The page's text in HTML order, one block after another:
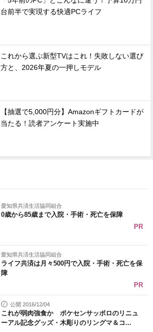
台前半で実現する快適PCライフ
これから選ぶ新型TVはこれ！失敗しない選び
方と、2026年夏の一押しモデル
【抽選で5,000円分】Amazonギフトカードが
当たる！読者アンケート実施中
愛知県共済生活協同組合
0歳から85歳まで入院・手術・死亡を保障
PR
愛知県共済生活協同組合
ライフ共済は月々500円で入院・手術・死亡を保
障
PR
公開 2016/12/04
これが弱肉強食か ポケセンサッポロのリニュ
ーアル記念グッズ・木彫りのリングマ＆コ...